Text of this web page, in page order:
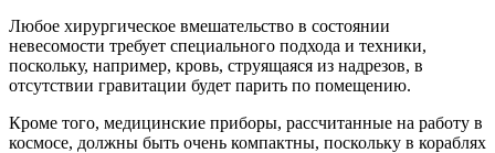
Любое хирургическое вмешательство в состоянии
невесомости требует специального подхода и техники,
поскольку, например, кровь, струящаяся из надрезов, в
отсутствии гравитации будет парить по помещению.
Кроме того, медицинские приборы, рассчитанные на работу в
космосе, должны быть очень компактны, поскольку в кораблях